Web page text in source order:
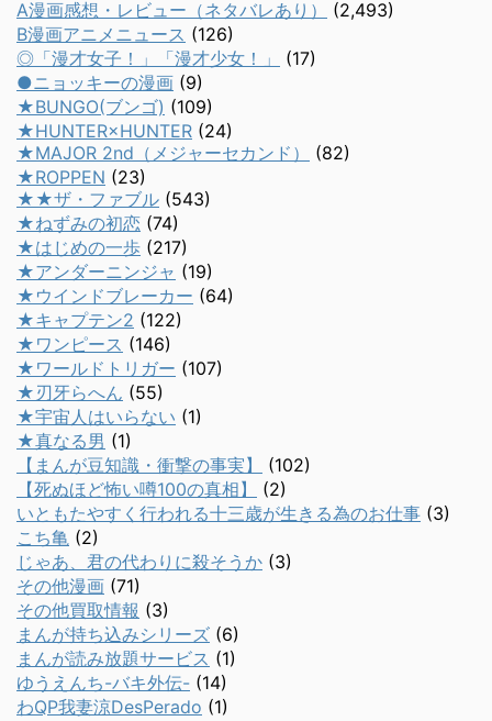
A漫画感想・レビュー（ネタバレあり）
(2,493)
B漫画アニメニュース (126)
◎「漫才女子！」「漫才少女！」
(17)
●ニョッキーの漫画 (9)
★BUNGO(ブンゴ) (109)
★HUNTER×HUNTER (24)
★MAJOR 2nd（メジャーセカンド）
(82)
★ROPPEN (23)
★★ザ・ファブル (543)
★ねずみの初恋 (74)
★はじめの一歩 (217)
★アンダーニンジャ (19)
★ウインドブレーカー (64)
★キャプテン2 (122)
★ワンピース (146)
★ワールドトリガー (107)
★刃牙らへん (55)
★宇宙人はいらない (1)
★真なる男 (1)
【まんが豆知識・衝撃の事実】
(102)
【死ぬほど怖い噂100の真相】
(2)
いともたやすく行われる十三歳が生きる為のお仕事 (3)
こち亀 (2)
じゃあ、君の代わりに殺そうか (3)
その他漫画 (71)
その他買取情報 (3)
まんが持ち込みシリーズ (6)
まんが読み放題サービス (1)
ゆうえんち-バキ外伝- (14)
わQP我妻涼DesPerado (1)